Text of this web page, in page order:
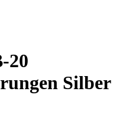
20
Silber